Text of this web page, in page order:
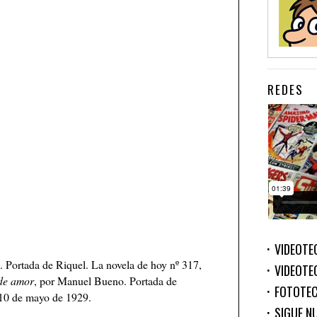
de Riquel. La novela de hoy nº 317,
amor, por Manuel Bueno. Portada de
de mayo de 1929.
REDES
SIGUE